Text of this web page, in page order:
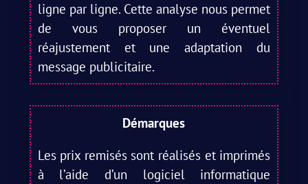
ligne par ligne. Cette analyse nous permet
de vous proposer un éventuel
réajustement et une adaptation du
message publicitaire.
Démarques
Les prix remisés sont réalisés et imprimés
à l’aide d’un logiciel informatique